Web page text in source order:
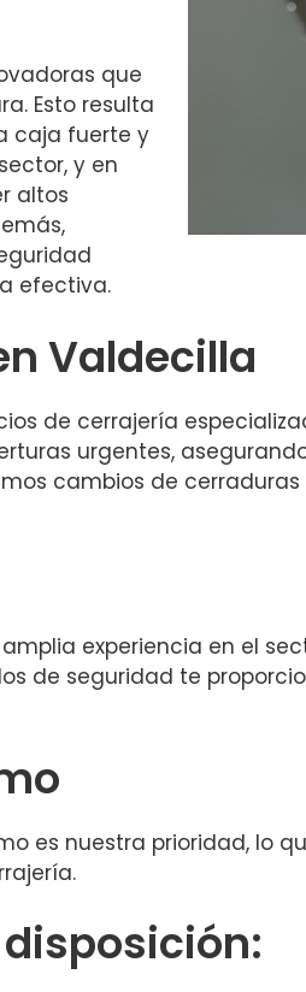
que
Esto resulta
caja fuerte y
y en
altos
efectiva.
Valdecilla
de cerrajería
urgentes,
cambios de
experiencia en el
de seguridad te
es nuestra prioridad, lo